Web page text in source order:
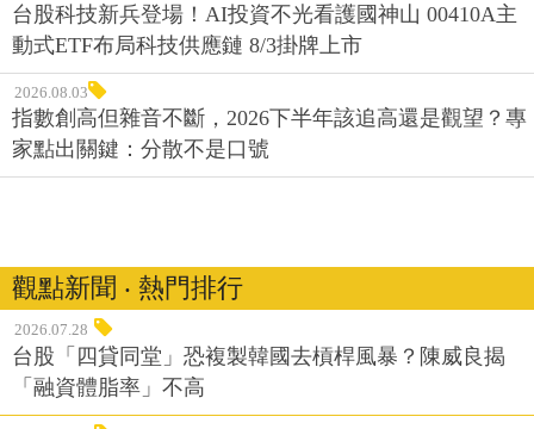
台股科技新兵登場！AI投資不光看護國神山 00410A主
動式ETF布局科技供應鏈 8/3掛牌上市
2026.08.03
指數創高但雜音不斷，2026下半年該追高還是觀望？專
家點出關鍵：分散不是口號
觀點新聞 ‧ 熱門排行
2026.07.28
台股「四貸同堂」恐複製韓國去槓桿風暴？陳威良揭
「融資體脂率」不高